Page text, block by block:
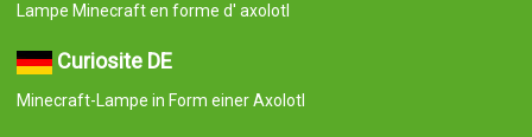
Lampe Minecraft en forme d' axolotl
Curiosite DE
Minecraft-Lampe in Form einer Axolotl